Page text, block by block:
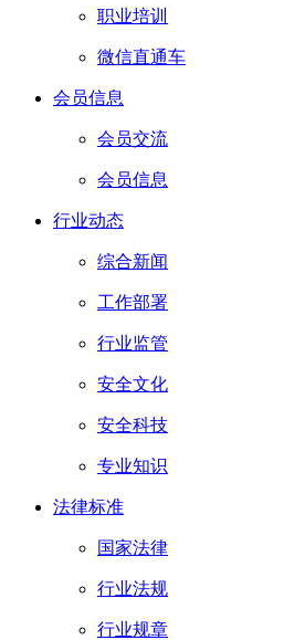
职业培训
微信直通车
会员信息
会员交流
会员信息
行业动态
综合新闻
工作部署
行业监管
安全文化
安全科技
专业知识
法律标准
国家法律
行业法规
行业规章